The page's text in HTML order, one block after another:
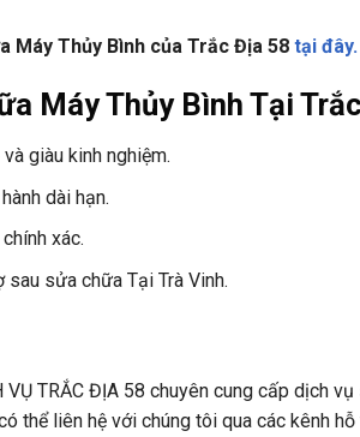
Máy Thủy Bình của Trắc Địa 58 tại đây.
Máy Thủy Bình Tại
giàu kinh nghiệm.
dài hạn.
xác.
sau sửa chữa Tại Trà Vinh.
VỤ TRẮC ĐỊA 58 chuyên cung cấp dịch
thể liên hệ với chúng tôi qua các kênh